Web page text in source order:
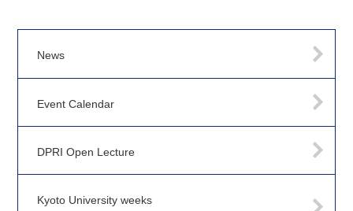
News
Event Calendar
DPRI Open Lecture
Kyoto University weeks